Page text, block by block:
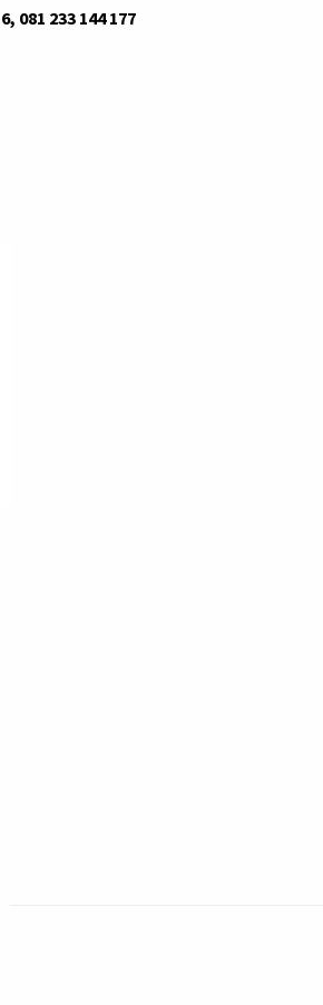
081 233 144 177